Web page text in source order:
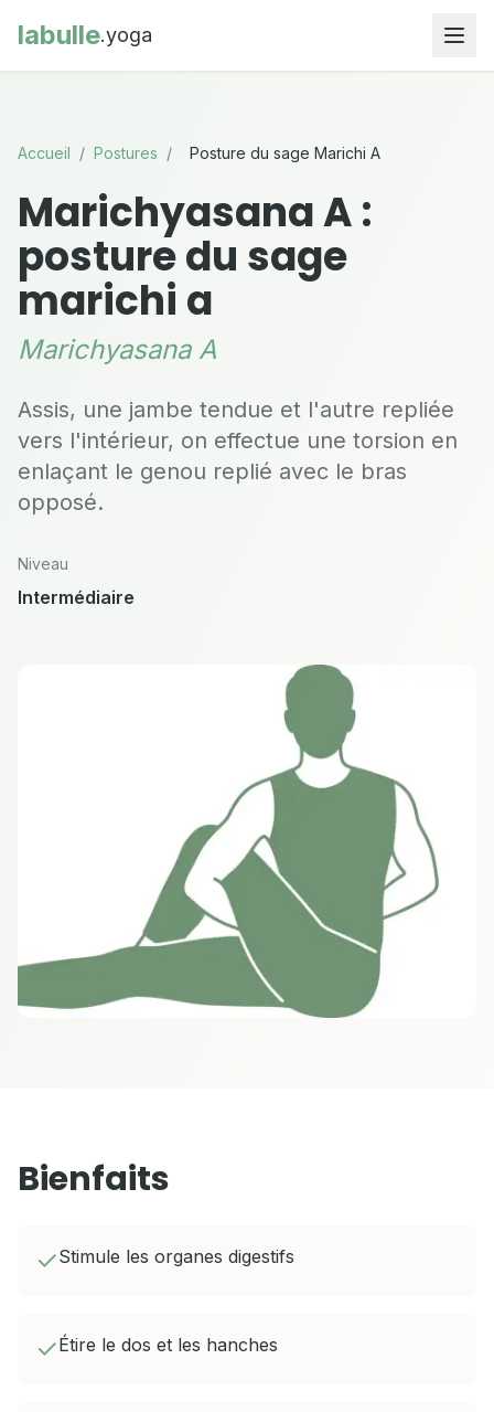
labulle.yoga
Accueil / Postures / Posture du sage Marichi A
Marichyasana A :
posture du sage
marichi a
Marichyasana A
Assis, une jambe tendue et l'autre repliée
vers l'intérieur, on effectue une torsion en
enlaçant le genou replié avec le bras
opposé.
Niveau
Intermédiaire
Bienfaits
✓Stimule les organes digestifs
✓Étire le dos et les hanches